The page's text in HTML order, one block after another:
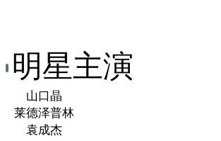
明星主演
山口晶
莱德泽普林
袁成杰